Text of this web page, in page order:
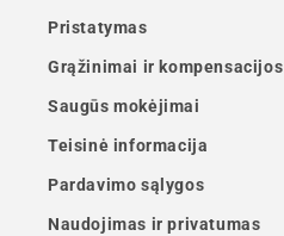
Pristatymas
Grąžinimai ir kompensacijos
Saugūs mokėjimai
Teisinė informacija
Pardavimo sąlygos
Naudojimas ir privatumas